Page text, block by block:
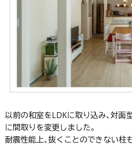
以前の和室をLDKに取り込み、対面
に間取りを変更しました。
耐震性能上、抜くことのできない柱